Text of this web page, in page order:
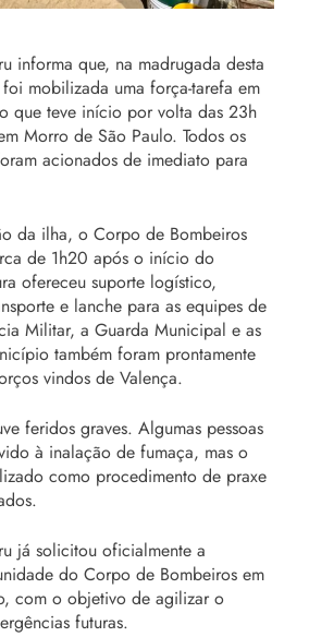
informa que, na madrugada desta
mobilizada uma força-tarefa em
que teve início por volta das 23h
Morro de São Paulo. Todos os
acionados de imediato para
da ilha, o Corpo de Bombeiros
de 1h20 após o início do
ofereceu suporte logístico,
e lanche para as equipes de
Militar, a Guarda Municipal e as
também foram prontamente
vindos de Valença.
feridos graves. Algumas pessoas
à inalação de fumaça, mas o
como procedimento de praxe
já solicitou oficialmente a
do Corpo de Bombeiros em
com o objetivo de agilizar o
futuras.